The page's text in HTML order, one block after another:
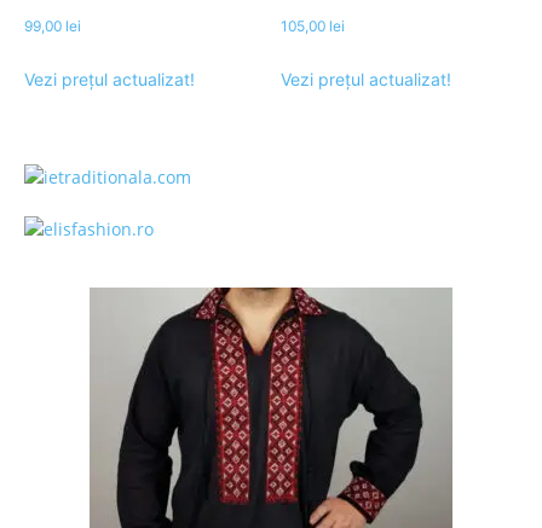
99,00 lei
Vezi prețul actualizat!
105,00 lei
Vezi prețul actualizat!